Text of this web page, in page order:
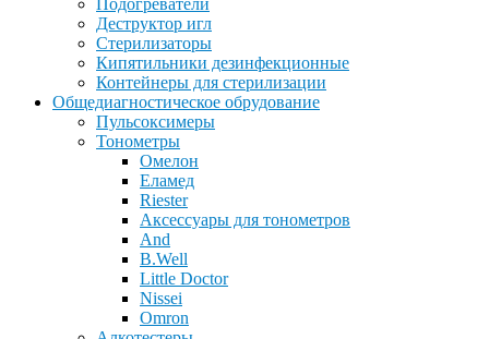
Подогреватели
Деструктор игл
Стерилизаторы
Кипятильники дезинфекционные
Контейнеры для стерилизации
Общедиагностическое обрудование
Пульсоксимеры
Тонометры
Омелон
Еламед
Riester
Аксессуары для тонометров
And
B.Well
Little Doctor
Nissei
Omron